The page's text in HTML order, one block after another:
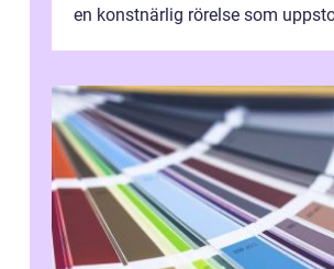
en konstnärlig rörelse som